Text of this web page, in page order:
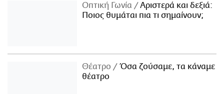
Οπτική Γωνία
Αριστερά και δεξιά:
Ποιος θυμάται πια τι σημαίνουν;
Θέατρο
Όσα ζούσαμε, τα κάναμε
θέατρο